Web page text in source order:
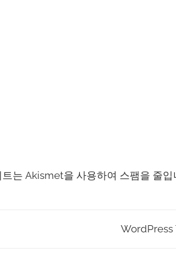
트는 Akismet을 사용하여 스팸을 줄입
WordPress